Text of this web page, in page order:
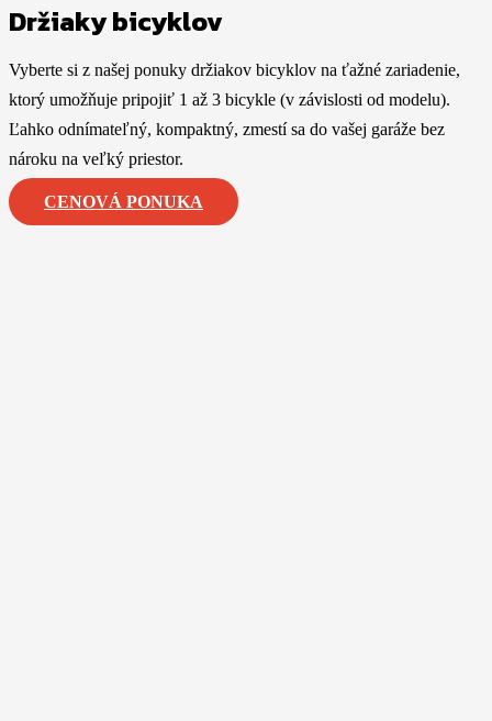
Držiaky bicyklov
Vyberte si z našej ponuky držiakov bicyklov na ťažné zariadenie,
ktorý umožňuje pripojiť 1 až 3 bicykle (v závislosti od modelu).
Ľahko odnímateľný, kompaktný, zmestí sa do vašej garáže bez
nároku na veľký priestor.
CENOVÁ PONUKA